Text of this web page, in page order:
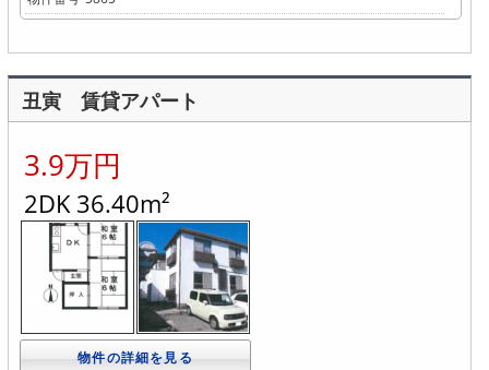
丑寅 賃貸アパート
3.9万円
2DK 36.40m²
物件の詳細を見る